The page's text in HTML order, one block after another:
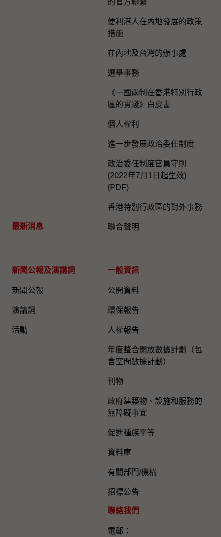
最新消息
的官方聯繫
便利港人在內地發展的政策
措施
在內地及台灣的辦事處
選舉事務
《一國兩制在香港特別行政
區的實踐》白皮書
個人權利
進一步發展政治委任制度
政治委任制度官員守則
(2022年7月1日起生效)
(PDF)
香港特別行政區的對外事務
聯合聲明
新聞公報及演講詞
新聞公報
演講詞
活動
一般資訊​
公開資料
環保報告
人權報告
年度整合開放數據計劃（包
含空間數據計劃）
刊物
政府建築物、設施和服務的
無障礙事宜
促進種族平等
資料庫
有關部門/機構
招標公告
聯絡我們
電郵：